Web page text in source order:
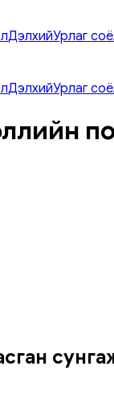
ДэлхийУрлаг
ДэлхийУрлаг